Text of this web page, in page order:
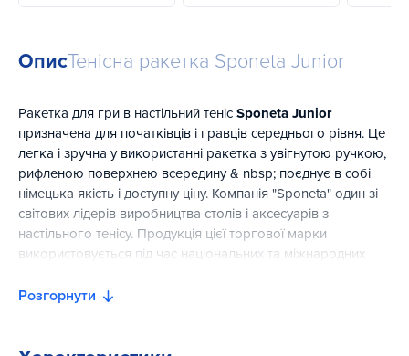
ОписТенісна ракетка Sponeta Junior
Ракетка для гри в настільний теніс Sponeta Junior
призначена для початківців і гравців середнього рівня. Це
легка і зручна у використанні ракетка з увігнутою ручкою,
рифленою поверхнею всередину & ​​nbsp; поєднує в собі
німецька якість і доступну ціну. Компанія "Sponeta" один зі
світових лідерів виробництва столів і аксесуарів з
настільного тенісу. Продукція цієї торгової марки
використовується під час національних та міжнародних
Розгорнути